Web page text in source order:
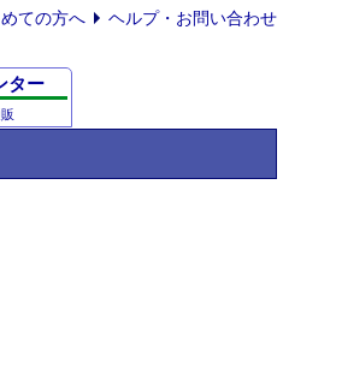
ての方へ ヘルプ・お問い合わせ
ター